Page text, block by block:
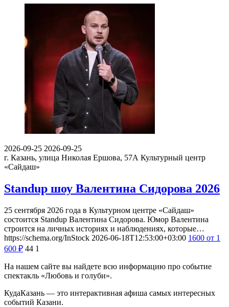
2026-09-25 2026-09-25
г. Казань, улица Николая Ершова, 57А Культурный центр
«Сайдаш»
Standup шоу Валентина Сидорова 2026
25 сентября 2026 года в Культурном центре «Сайдаш»
состоится Standup Валентина Сидорова. Юмор Валентина
строится на личных историях и наблюдениях, которые…
https://schema.org/InStock 2026-06-18T12:53:00+03:00 1600 от 1
600 ₽ 44 1
На нашем сайте вы найдете всю информацию про событие
спектакль «Любовь и голуби».
КудаКазань — это интерактивная афиша самых интересных
событий Казани.